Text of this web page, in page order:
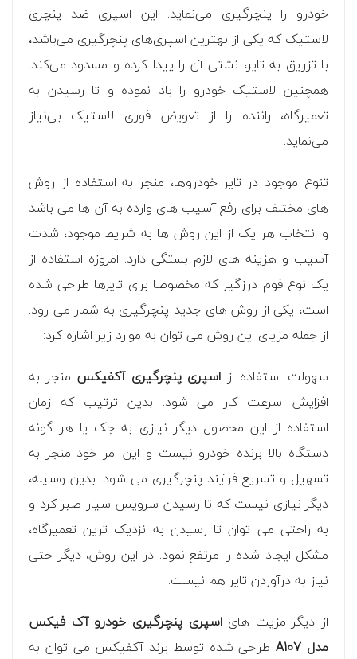
خودرو را پنچرگیری می‌نماید. این اسپری ضد پنچری
لاستیک که یکی از بهترین اسپری‌های پنچرگیری می‌باشد،
با تزریق به تایر، نشتی آن را پیدا کرده و مسدود می‌کند.
همچنین لاستیک خودرو را باد نموده و تا رسیدن به
تعمیرگاه، راننده را از تعویض فوری لاستیک بی‌نیاز
می‌نماید.
تنوع موجود در تایر خودروها، منجر به استفاده از روش
های مختلف برای رفع آسیب های وارده به آن ها می باشد
و انتخاب هر یک از این روش ها به شرایط موجود، شدت
آسیب و هزینه های لازم بستگی دارد. امروزه استفاده از
یک نوع فوم درزگیر که مخصوصا برای تایرها طراحی شده
است، یکی از روش های جدید پنچرگیری به شمار می رود.
از جمله مزایای این روش می توان به موارد زیر اشاره کرد:
سهولت استفاده از اسپری پنچرگیری آکفیکس منجر به
افزایش سرعت کار می شود. بدین ترتیب که زمان
استفاده از این محصول دیگر نیازی به جک یا هر گونه
دستگاه بالا برنده خودرو نیست و این امر خود منجر به
تسهیل و تسریع فرآیند پنچرگیری می شود. بدین وسیله،
دیگر نیازی نیست که تا رسیدن سرویس سیار صبر کرد و
به راحتی می توان تا رسیدن به نزدیک ترین تعمیرگاه،
مشکل ایجاد شده را مرتفع نمود. در این روش، دیگر حتی
نیاز به درآوردن تایر هم نیست.
از دیگر مزیت هایاسپری پنچرگیری خودرو آک فیکس
مدل A107
طراحی شده توسط برند آکفیکس می توان به